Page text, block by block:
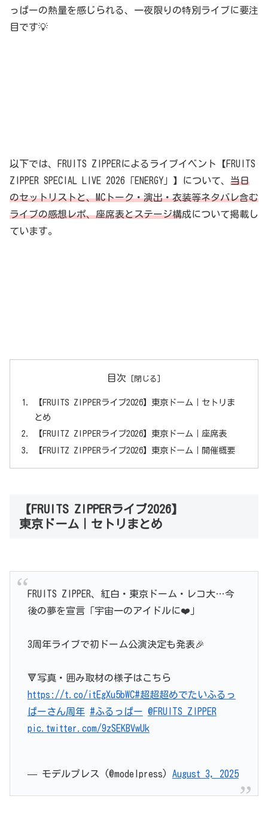
っぱーの熱量を感じられる、一夜限りの特別ライブに要注
目です💡
以下では、FRUITS ZIPPERによるライブイベント【FRUITS
ZIPPER SPECIAL LIVE 2026「ENERGY」】について、 当日
のセットリストと、MCトーク・演出・衣装等ネタバレ含む
ライブの感想レポ、座席表とステージ構成について掲載し
ています。
目次
【FRUITS ZIPPERライブ2026】東京ドーム｜セトリま
とめ
【FRUITZ ZIPPERライブ2026】東京ドーム｜座席表
【FRUITZ ZIPPERライブ2026】東京ドーム｜開催概要
【FRUITS ZIPPERライブ2026】
東京ドーム｜セトリまとめ
FRUITS ZIPPER、紅白・東京ドーム・レコ大…今
後の夢を宣言「宇宙一のアイドルに❤️」
3周年ライブで初ドーム公演決定も発表🎉
🔻写真・囲み取材の様子はこちら
https://t.co/itEgXu5bWC#超超超めでたいふるっ
ぱーさん周年 #ふるっぱー @FRUITS_ZIPPER
pic.twitter.com/9zSEKBVwUk
— モデルプレス (@modelpress) August 3, 2025